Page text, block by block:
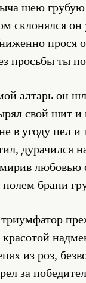
шею грубую
склонялся он
прося
просьбы ты
алтарь он
свой шит
в угоду пел и
дурачился
любовью
брани
из роз,
за